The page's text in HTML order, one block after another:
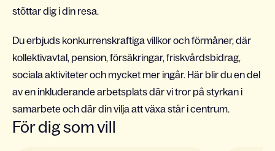
stöttar dig i din resa.
Du erbjuds konkurrenskraftiga villkor och förmåner, där
kollektivavtal, pension, försäkringar, friskvårdsbidrag,
sociala aktiviteter och mycket mer ingår. Här blir du en del
av en inkluderande arbetsplats där vi tror på styrkan i
samarbete och där din vilja att växa står i centrum.
För dig som vill